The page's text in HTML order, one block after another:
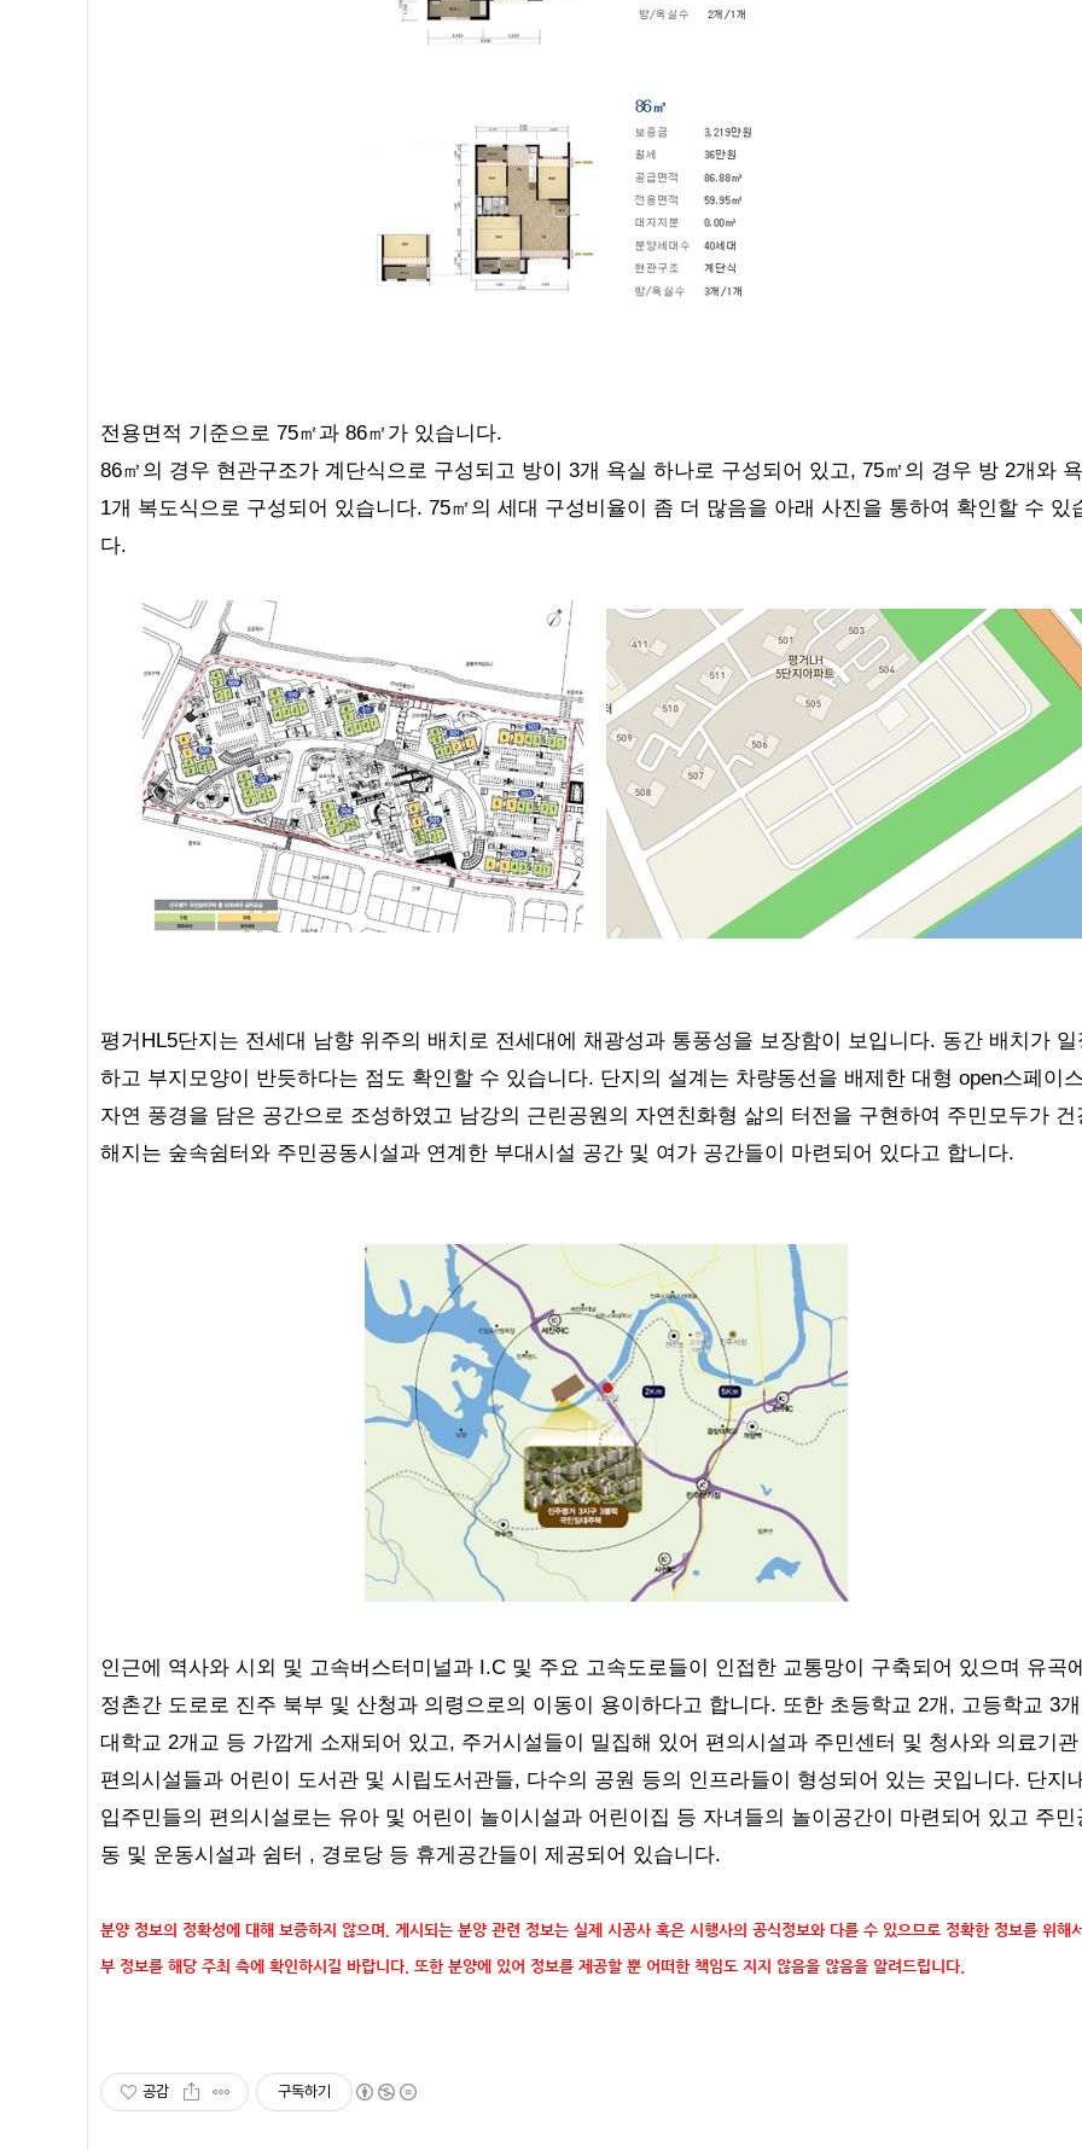
전용면적 기준으로 75㎡과 86㎡가 있습니다.
86㎡의 경우 현관구조가 계단식으로 구성되고 방이 3개 욕실 하나로 구성되어 있고, 75㎡의 경우 방 2개와
1개 복도식으로 구성되어 있습니다. 75㎡의 세대 구성비율이 좀 더 많음을 아래 사진을 통하여 확인할 수 있
다.
평거HL5단지는 전세대 남향 위주의 배치로 전세대에 채광성과 통풍성을 보장함이 보입니다. 동간 배치가 일
하고 부지모양이 반듯하다는 점도 확인할 수 있습니다. 단지의 설계는 차량동선을 배제한 대형 open스페이
자연 풍경을 담은 공간으로 조성하였고 남강의 근린공원의 자연친화형 삶의 터전을 구현하여 주민모두가 건
해지는 숲속쉼터와 주민공동시설과 연계한 부대시설 공간 및 여가 공간들이 마련되어 있다고 합니다.
인근에 역사와 시외 및 고속버스터미널과 I.C 및 주요 고속도로들이 인접한 교통망이 구축되어 있으며 유곡
정촌간 도로로 진주 북부 및 산청과 의령으로의 이동이 용이하다고 합니다. 또한 초등학교 2개, 고등학교 3
대학교 2개교 등 가깝게 소재되어 있고, 주거시설들이 밀집해 있어 편의시설과 주민센터 및 청사와 의료기
편의시설들과 어린이 도서관 및 시립도서관들, 다수의 공원 등의 인프라들이 형성되어 있는 곳입니다. 단지
입주민들의 편의시설로는 유아 및 어린이 놀이시설과 어린이집 등 자녀들의 놀이공간이 마련되어 있고 주민
동 및 운동시설과 쉼터 , 경로당 등 휴게공간들이 제공되어 있습니다.
분양 정보의 정확성에 대해 보증하지 않으며, 게시되는 분양 관련 정보는 실제 시공사 혹은 시행사의 공식정보와 다를 수 있으므로 정확한 정보를 위해
부 정보를 해당 주최 측에 확인하시길 바랍니다. 또한 분양에 있어 정보를 제공할 뿐 어떠한 책임도 지지 않음을 않음을 알려드립니다.
공감 구독하기